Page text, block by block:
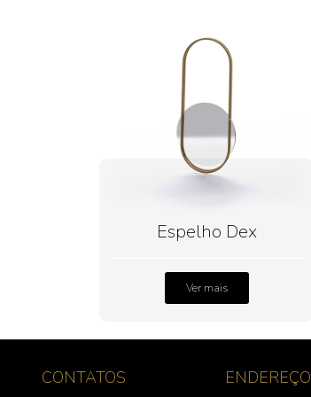
Espelho Dex
Ver mais
CONTATOS ENDEREÇO